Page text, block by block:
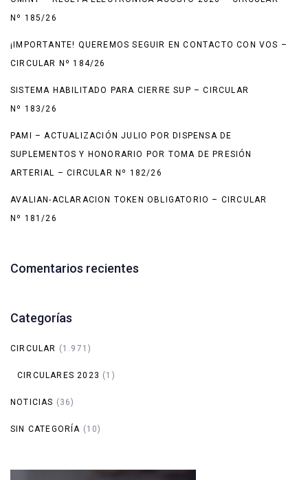
Nº 185/26
¡IMPORTANTE! QUEREMOS SEGUIR EN CONTACTO CON VOS –
CIRCULAR Nº 184/26
SISTEMA HABILITADO PARA CIERRE SUP – CIRCULAR
Nº 183/26
PAMI – ACTUALIZACIÓN JULIO POR DISPENSA DE
SUPLEMENTOS Y HONORARIO POR TOMA DE PRESIÓN
ARTERIAL – CIRCULAR Nº 182/26
AVALIAN-ACLARACION TOKEN OBLIGATORIO – CIRCULAR
Nº 181/26
Comentarios recientes
Categorías
CIRCULAR (1.971)
CIRCULARES 2023 (1)
NOTICIAS (36)
SIN CATEGORÍA (10)